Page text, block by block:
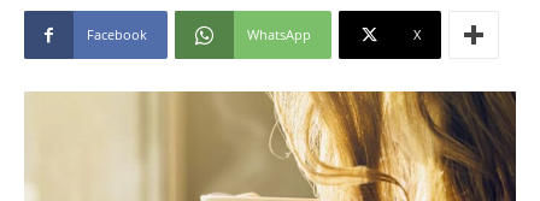
Facebook WhatsApp X